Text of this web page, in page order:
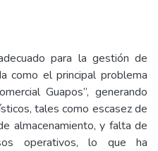
para la gestión de
como el principal problema
Guapos”, generando
tales como escasez de
almacenamiento, y falta de
operativos, lo que ha